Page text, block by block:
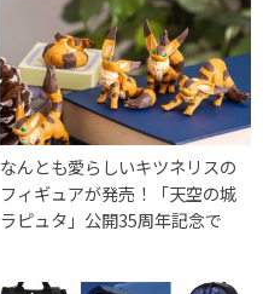
なんとも愛らしいキツネリスの
フィギュアが発売！「天空の城
ラピュタ」公開35周年記念で